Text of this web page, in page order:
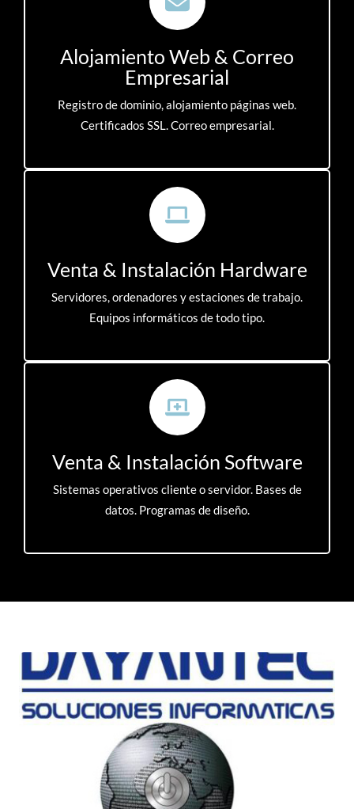
Alojamiento Web & Correo
Empresarial
Registro de dominio, alojamiento páginas web.
Certificados SSL. Correo empresarial.
Venta & Instalación Hardware
Servidores, ordenadores y estaciones de trabajo.
Equipos informáticos de todo tipo.
Venta & Instalación Software
Sistemas operativos cliente o servidor. Bases de
datos. Programas de diseño.